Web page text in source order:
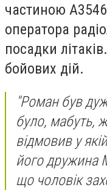
частиною
оператора
посадки
бойових дій.
"Роман був
було, мабуть,
відмовив у
його дружина
що чоловік